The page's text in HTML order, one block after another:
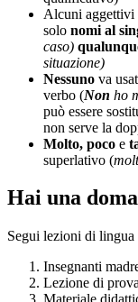
Alcuni
solo nomi al
caso)
situazione)
Nessuno va
verbo (Non ho
può essere
non serve la
Molto, poco e
superlativo (
Hai una
Segui lezioni di lingua
Insegnanti
Lezione di